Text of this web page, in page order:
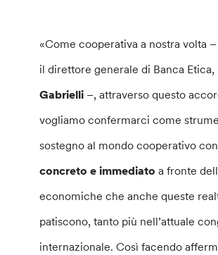
«Come cooperativa a nostra volta
il direttore generale di Banca Etica,
Gabrielli –, attraverso questo
vogliamo confermarci come
sostegno al mondo cooperativo
concreto e immediato a fronte
economiche che anche queste
patiscono, tanto più nell’attuale
internazionale. Così facendo